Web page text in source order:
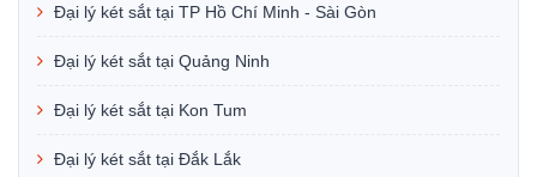
Đại lý két sắt tại TP Hồ Chí Minh - Sài Gòn
Đại lý két sắt tại Quảng Ninh
Đại lý két sắt tại Kon Tum
Đại lý két sắt tại Đắk Lắk